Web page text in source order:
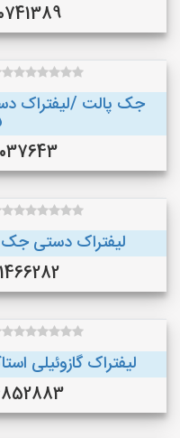
جک پالت /لیفتراک
لیفتراک دستی جک
لیفتراک گازوئیلی